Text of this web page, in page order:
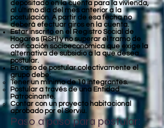
depositado en la cuenta para la vivienda,
al último día del mes anterior a la
postulación. A partir de esa fecha no
deberá efectuar giros en la cuenta.
Estar inscrito en el Registro Social de
Hogares (RSH) y no superar el tramo de
calificación socioeconómica que exige la
alternativa de subsidio a la que desea
postular.
En caso de postular colectivamente el
grupo debe:
Tener un mínimo de 10 integrantes.
Postular a través de una Entidad
Patrocinante.
Contar con un proyecto habitacional
aprobado por el Serviu.
Paso a paso para postular: